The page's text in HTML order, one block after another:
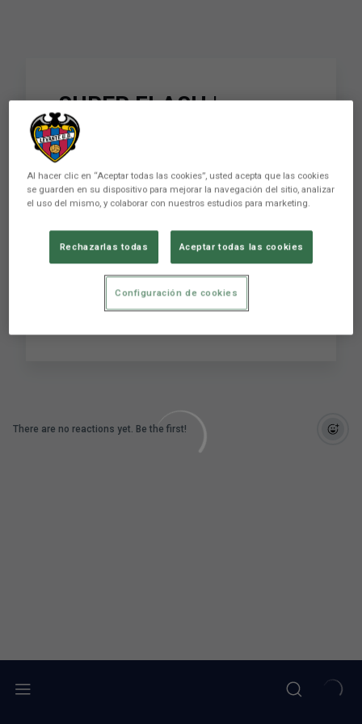
SUPER FLASH |
Postigo: "Matches like
this really hurt, but we
have to be positive
SUPER FLASH | Postigo: "Partidos así duelen
más, tenemos que sacar lo positivo del
esfuerzo realizado"
There are no reactions yet. Be the first!
Al hacer clic en “Aceptar todas las cookies”, usted acepta que las cookies
se guarden en su dispositivo para mejorar la navegación del sitio, analizar
el uso del mismo, y colaborar con nuestros estudios para marketing.
Rechazarlas todas Aceptar todas las cookies
Configuración de cookies